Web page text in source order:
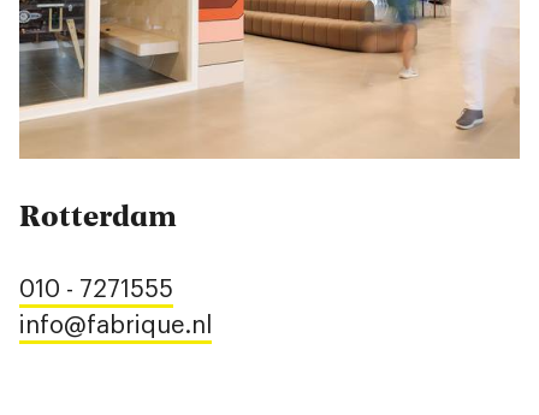
Rotterdam
010 - 7271555
info@fabrique.nl